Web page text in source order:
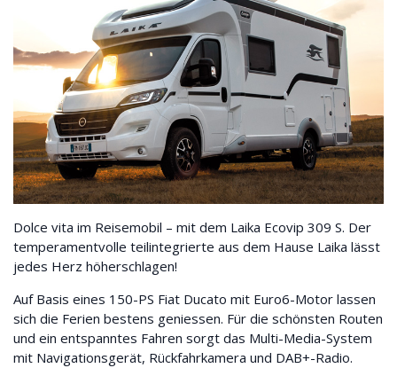
Dolce vita im Reisemobil – mit dem Laika Ecovip 309 S. Der
temperamentvolle teilintegrierte aus dem Hause Laika lässt
jedes Herz höherschlagen!
Auf Basis eines 150-PS Fiat Ducato mit Euro6-Motor lassen
sich die Ferien bestens geniessen. Für die schönsten Routen
und ein entspanntes Fahren sorgt das Multi-Media-System
mit Navigationsgerät, Rückfahrkamera und DAB+-Radio.